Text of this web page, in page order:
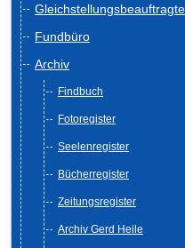
Gleichstellungsbeauftragte
Fundbüro
Archiv
Findbuch
Fotoregister
Seelenregister
Bücherregister
Zeitungsregister
Archiv Gerd Heile